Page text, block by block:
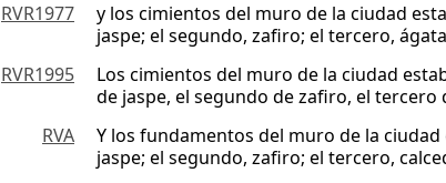
RVR1977
y los cimientos del muro de la ciudad
jaspe; el segundo, zafiro; el tercero,
RVR1995
Los cimientos del muro de la ciudad
de jaspe, el segundo de zafiro, el
RVA
Y los fundamentos del muro de la
jaspe; el segundo, zafiro; el tercero,